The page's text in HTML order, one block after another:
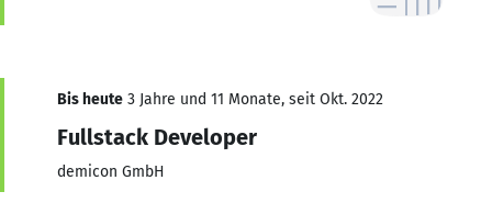
Bis heute 3 Jahre und 11 Monate, seit Okt. 2022
Fullstack Developer
demicon GmbH